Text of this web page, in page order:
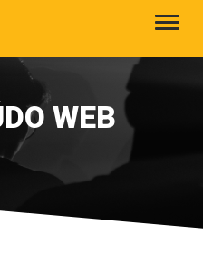
WEB